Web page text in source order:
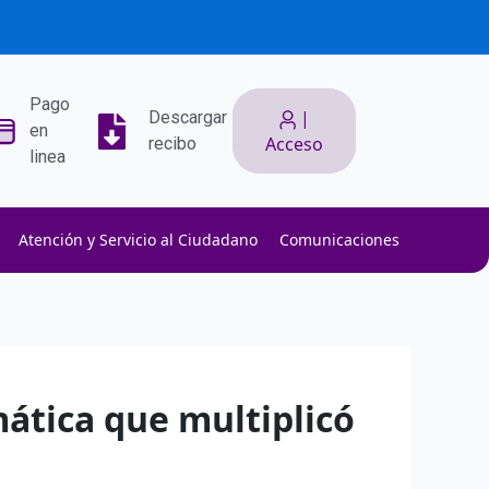
Pago
en
linea
Descargar
recibo
|
Acceso
Atención y Servicio al Ciudadano Comunicaciones
que multiplicó